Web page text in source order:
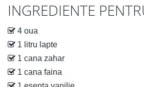
INGREDIENTE
4 oua
1 litru lapte
1 cana zahar
1 cana faina